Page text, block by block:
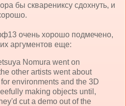
бы скварениксу сдохнуть, и
очень хорошо подмечено,
аргументов еще:
Nomura went on
other artists went about
environments and the 3D
making objects until,
cut a demo out of the